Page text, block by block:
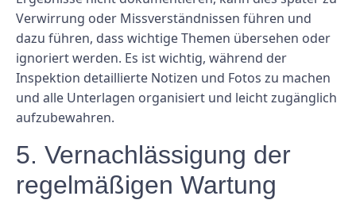
Verwirrung oder Missverständnissen führen und
dazu führen, dass wichtige Themen übersehen oder
ignoriert werden. Es ist wichtig, während der
Inspektion detaillierte Notizen und Fotos zu machen
und alle Unterlagen organisiert und leicht zugänglich
aufzubewahren.
5. Vernachlässigung der
regelmäßigen Wartung